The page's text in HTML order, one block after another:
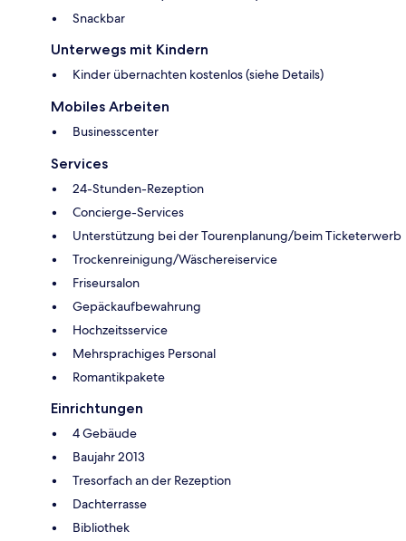
Snackbar
Unterwegs mit Kindern
Kinder übernachten kostenlos (siehe Details)
Mobiles Arbeiten
Businesscenter
Services
24-Stunden-Rezeption
Concierge-Services
Unterstützung bei der Tourenplanung/beim Ticketerwerb
Trockenreinigung/Wäschereiservice
Friseursalon
Gepäckaufbewahrung
Hochzeitsservice
Mehrsprachiges Personal
Romantikpakete
Einrichtungen
4 Gebäude
Baujahr 2013
Tresorfach an der Rezeption
Dachterrasse
Bibliothek